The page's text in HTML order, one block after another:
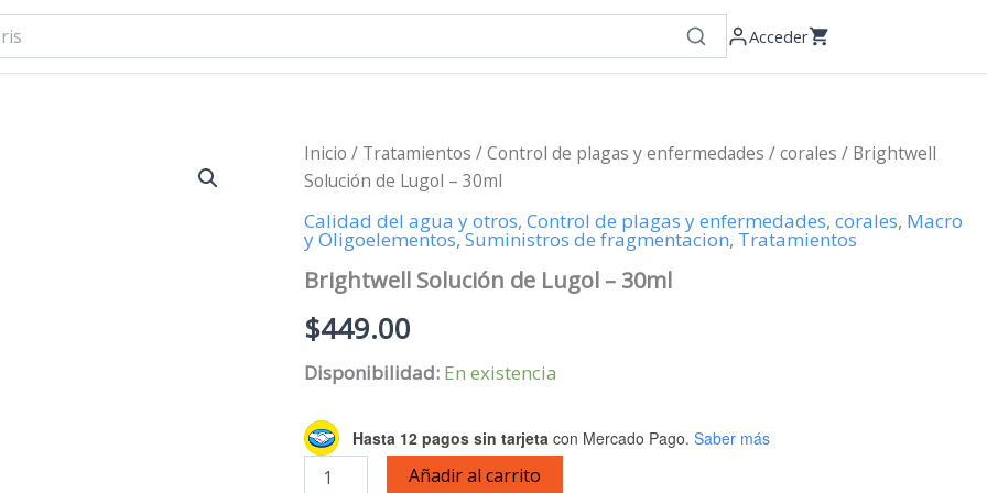
Acceder
Inicio / Tratamientos /Control de plagas y enfermedades /corales / Brightwell
Solución de Lugol – 30ml
Calidad del agua y otros, Control de plagas y enfermedades, corales, Macro
y Oligoelementos,Suministros de fragmentacion, Tratamientos
Brightwell Solución de Lugol – 30ml
$449.00
Disponibilidad: En existencia
Hasta 12 pagos sin tarjeta con Mercado Pago. Saber más
Solución
Añadir al carrito